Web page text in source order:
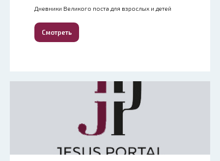
Дневники Великого поста для взрослых и детей
Смотреть